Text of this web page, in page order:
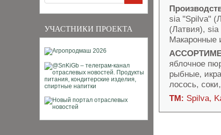
УЧАСТНИКИ ПРОЕКТА
sia "Spilva"
(Латвия),
Макаронные
яблочное
рыбные,
лосось,
ТМ: Spilva,